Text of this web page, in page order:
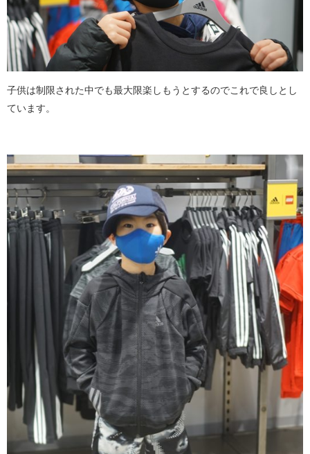
子供は制限された中でも最大限楽しもうとするのでこれで良しとし
ています。